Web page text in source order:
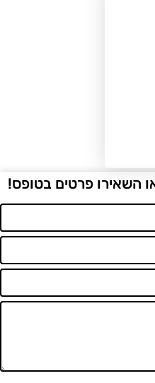
השאירו פרטים בטופס!